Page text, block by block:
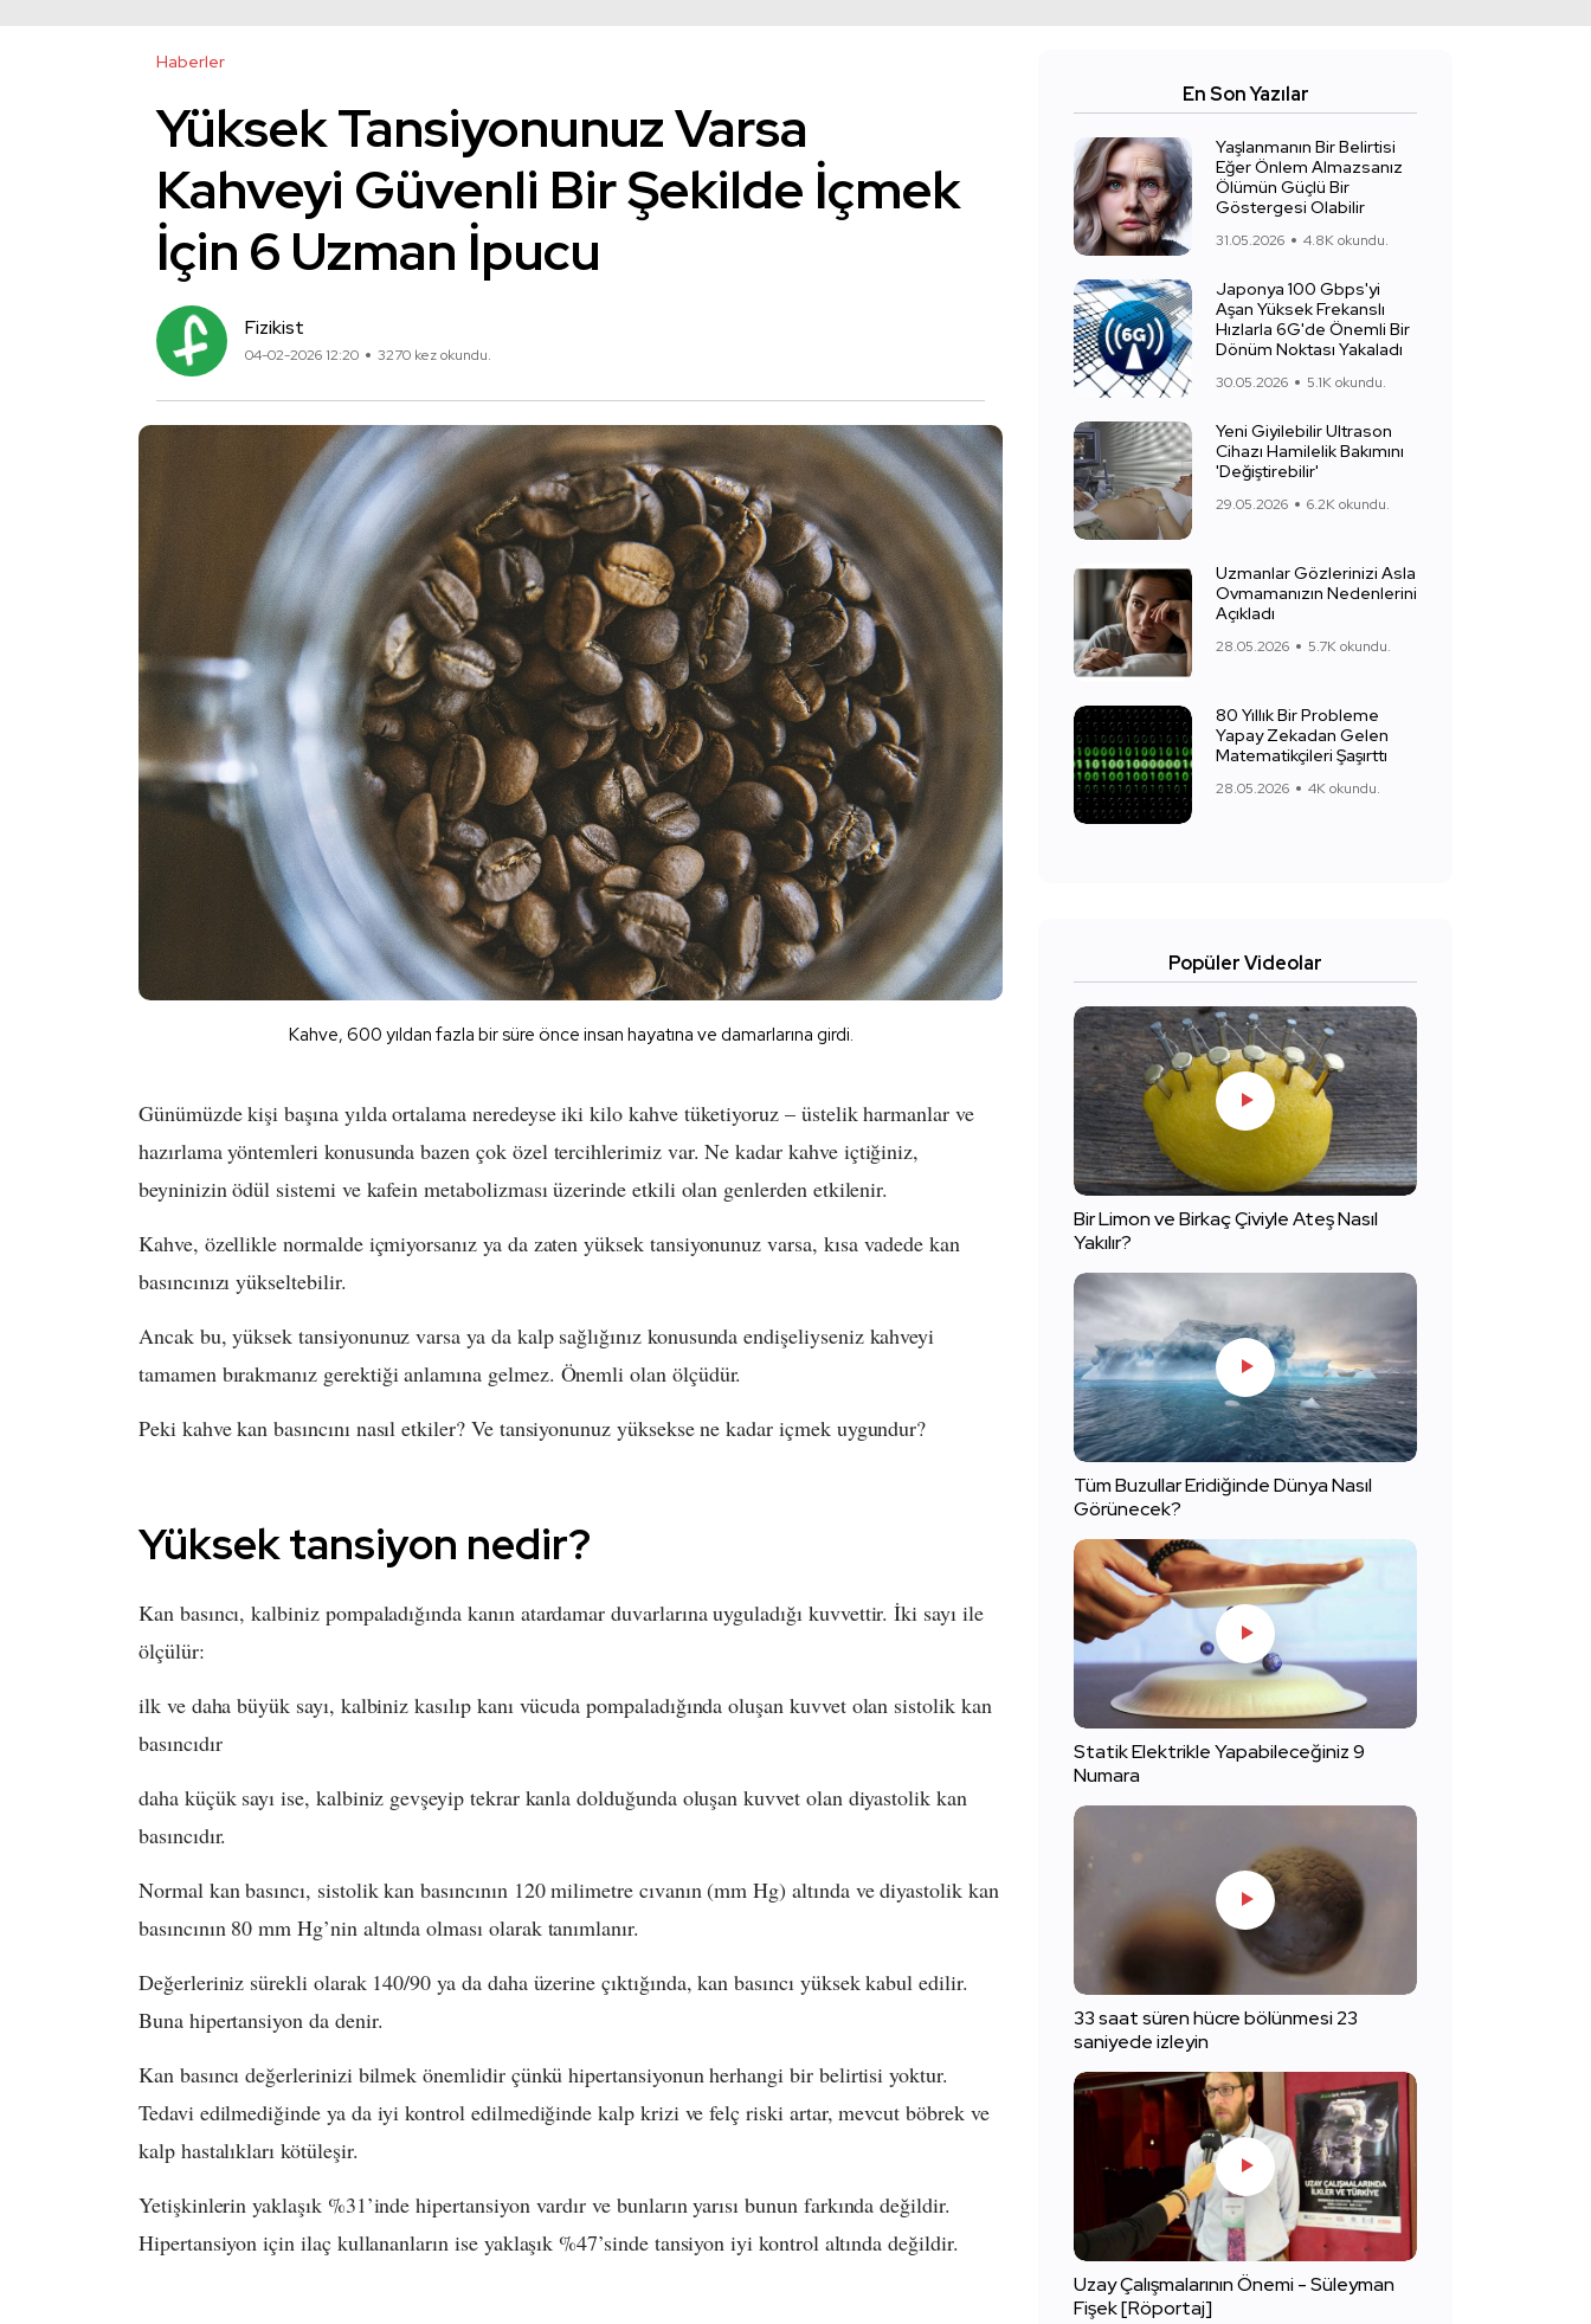
Haberler
Yüksek Tansiyonunuz Varsa
Kahveyi Güvenli Bir Şekilde İçmek
İçin 6 Uzman İpucu
Fizikist
04-02-2026 12:20 3270 kez okundu.
Kahve, 600 yıldan fazla bir süre önce insan hayatına ve damarlarına girdi.
Günümüzde kişi başına yılda ortalama neredeyse iki kilo kahve tüketiyoruz – üstelik harmanlar ve
hazırlama yöntemleri konusunda bazen çok özel tercihlerimiz var. Ne kadar kahve içtiğiniz,
beyninizin ödül sistemi ve kafein metabolizması üzerinde etkili olan genlerden etkilenir.
Kahve, özellikle normalde içmiyorsanız ya da zaten yüksek tansiyonunuz varsa, kısa vadede kan
basıncınızı yükseltebilir.
Ancak bu, yüksek tansiyonunuz varsa ya da kalp sağlığınız konusunda endişeliyseniz kahveyi
tamamen bırakmanız gerektiği anlamına gelmez. Önemli olan ölçüdür.
Peki kahve kan basıncını nasıl etkiler? Ve tansiyonunuz yüksekse ne kadar içmek uygundur?
Yüksek tansiyon nedir?
Kan basıncı, kalbiniz pompaladığında kanın atardamar duvarlarına uyguladığı kuvvettir. İki sayı ile
ölçülür:
ilk ve daha büyük sayı, kalbiniz kasılıp kanı vücuda pompaladığında oluşan kuvvet olan sistolik kan
basıncıdır
daha küçük sayı ise, kalbiniz gevşeyip tekrar kanla dolduğunda oluşan kuvvet olan diyastolik kan
basıncıdır.
Normal kan basıncı, sistolik kan basıncının 120 milimetre cıvanın (mm Hg) altında ve diyastolik kan
basıncının 80 mm Hg’nin altında olması olarak tanımlanır.
Değerleriniz sürekli olarak 140/90 ya da daha üzerine çıktığında, kan basıncı yüksek kabul edilir.
Buna hipertansiyon da denir.
Kan basıncı değerlerinizi bilmek önemlidir çünkü hipertansiyonun herhangi bir belirtisi yoktur.
Tedavi edilmediğinde ya da iyi kontrol edilmediğinde kalp krizi ve felç riski artar, mevcut böbrek ve
kalp hastalıkları kötüleşir.
Yetişkinlerin yaklaşık %31’inde hipertansiyon vardır ve bunların yarısı bunun farkında değildir.
Hipertansiyon için ilaç kullananların ise yaklaşık %47’sinde tansiyon iyi kontrol altında değildir.
En Son Yazılar
Yaşlanmanın Bir Belirtisi
Eğer Önlem Almazsanız
Ölümün Güçlü Bir
Göstergesi Olabilir
31.05.2026 4.8K okundu.
Japonya 100 Gbps'yi
Aşan Yüksek Frekanslı
Hızlarla 6G'de Önemli Bir
Dönüm Noktası Yakaladı
30.05.2026 5.1K okundu.
Yeni Giyilebilir Ultrason
Cihazı Hamilelik Bakımını
'Değiştirebilir'
29.05.2026 6.2K okundu.
Uzmanlar Gözlerinizi Asla
Ovmamanızın Nedenlerini
Açıkladı
28.05.2026 5.7K okundu.
80 Yıllık Bir Probleme
Yapay Zekadan Gelen
Matematikçileri Şaşırttı
28.05.2026 4K okundu.
Popüler Videolar
Bir Limon ve Birkaç Çiviyle Ateş Nasıl
Yakılır?
Tüm Buzullar Eridiğinde Dünya Nasıl
Görünecek?
Statik Elektrikle Yapabileceğiniz 9
Numara
33 saat süren hücre bölünmesi 23
saniyede izleyin
Uzay Çalışmalarının Önemi - Süleyman
Fişek [Röportaj]